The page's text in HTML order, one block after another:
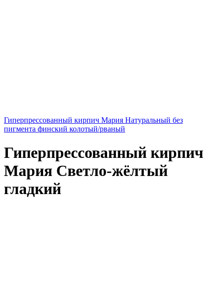
Гиперпрессованный кирпич Мария Натуральный без
пигмента финский колотый/рваный
Гиперпрессованный кирпич
Мария Светло-жёлтый
гладкий